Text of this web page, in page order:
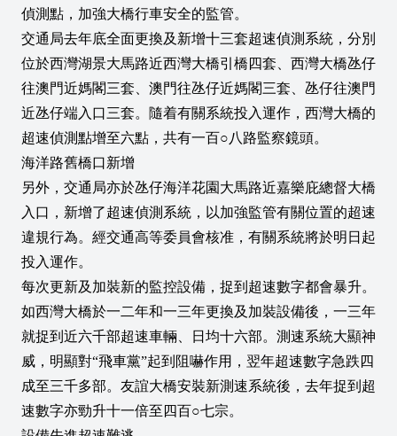
偵測點，加強大橋行車安全的監管。
交通局去年底全面更換及新增十三套超速偵測系統，分別
位於西灣湖景大馬路近西灣大橋引橋四套、西灣大橋氹仔
往澳門近媽閣三套、澳門往氹仔近媽閣三套、氹仔往澳門
近氹仔端入口三套。隨着有關系統投入運作，西灣大橋的
超速偵測點增至六點，共有一百○八路監察鏡頭。
海洋路舊橋口新增
另外，交通局亦於氹仔海洋花園大馬路近嘉樂庇總督大橋
入口，新增了超速偵測系統，以加強監管有關位置的超速
違規行為。經交通高等委員會核准，有關系統將於明日起
投入運作。
每次更新及加裝新的監控設備，捉到超速數字都會暴升。
如西灣大橋於一二年和一三年更換及加裝設備後，一三年
就捉到近六千部超速車輛、日均十六部。測速系統大顯神
威，明顯對“飛車黨”起到阻嚇作用，翌年超速數字急跌四
成至三千多部。友誼大橋安裝新測速系統後，去年捉到超
速數字亦勁升十一倍至四百○七宗。